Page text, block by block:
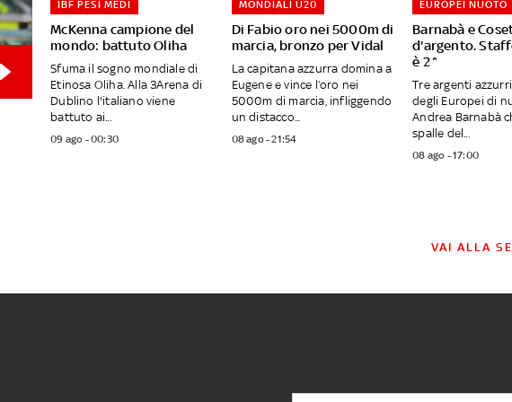
McKenna campione del
mondo: battuto Oliha
IBF PESI MEDI
Sfuma il sogno mondiale di
Etinosa Oliha. Alla 3Arena di
Dublino l'italiano viene
battuto ai...
09 ago - 00:30
Di Fabio oro nei 5000m di
marcia, bronzo per Vidal
MONDIALI U20
La capitana azzurra domina a
Eugene e vince l’oro nei
5000m di marcia, infliggendo
un distacco...
08 ago - 21:54
Barnabà e
d'argento.
è 2^
EUROPEI NUOTO
Tre argenti
degli Europei di
Andrea Barnabà
spalle del...
08 ago - 17:00
VAI ALLA